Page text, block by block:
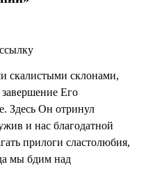
скалистыми склонами,
Его
Здесь Он отринул
и нас благодатной
прилоги сластолюбия,
мы бдим над